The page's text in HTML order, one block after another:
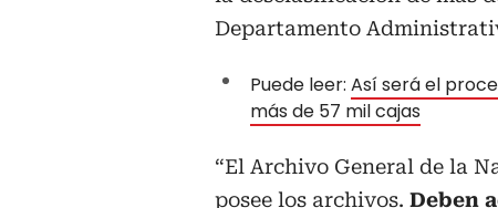
Departamento
Puede leer: Así será el
más de 57 mil cajas
“El Archivo General de la
posee los archivos. Deben